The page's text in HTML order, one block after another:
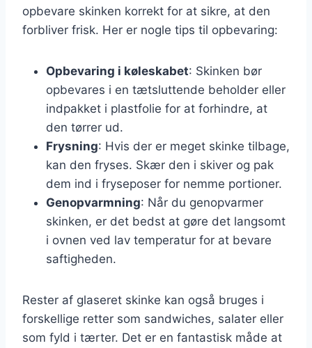
opbevare skinken korrekt for at sikre, at den
forbliver frisk. Her er nogle tips til opbevaring:
Opbevaring i køleskabet: Skinken bør
opbevares i en tætsluttende beholder eller
indpakket i plastfolie for at forhindre, at
den tørrer ud.
Frysning: Hvis der er meget skinke tilbage,
kan den fryses. Skær den i skiver og pak
dem ind i fryseposer for nemme portioner.
Genopvarmning: Når du genopvarmer
skinken, er det bedst at gøre det langsomt
i ovnen ved lav temperatur for at bevare
saftigheden.
Rester af glaseret skinke kan også bruges i
forskellige retter som sandwiches, salater eller
som fyld i tærter. Det er en fantastisk måde at